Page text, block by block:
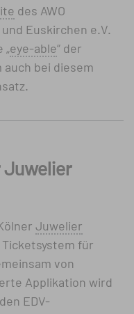
des AWO
Euskirchen e.V.
„eye-able“ der
auch bei diesem
Juwelier
Juwelier
für
von
Applikation wird
EDV-